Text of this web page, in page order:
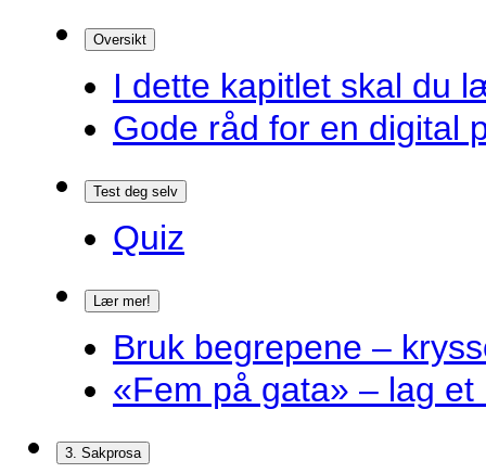
Oversikt
I dette kapitlet skal du
Gode råd for en digital
Test deg selv
Quiz
Lær mer!
Bruk begrepene –
«Fem på gata» – lag et
3. Sakprosa